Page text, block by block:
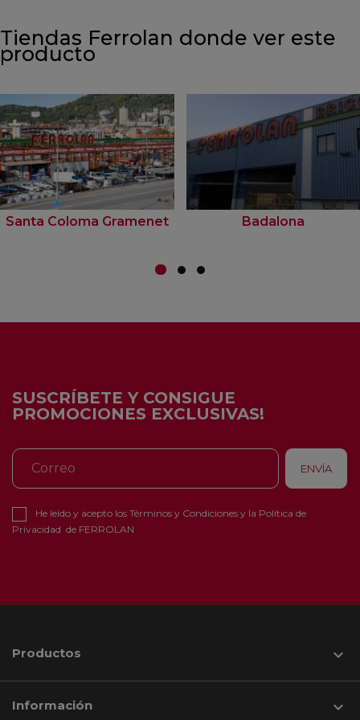
Tiendas Ferrolan donde ver este
producto
Santa Coloma Gramenet Badalona
SUSCRÍBETE Y CONSIGUE
PROMOCIONES EXCLUSIVAS!
He leído y acepto los Términos y Condiciones y la Política de
Privacidad de FERROLAN
Productos 
Información 